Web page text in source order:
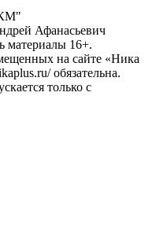
Афанасьевич
материалы 16+.
на сайте «Ника
обязательна.
только с